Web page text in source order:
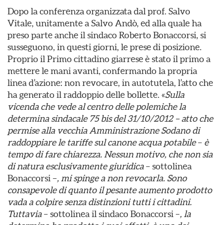
Dopo la conferenza organizzata dal prof. Salvo
Vitale, unitamente a Salvo Andò, ed alla quale ha
preso parte anche il sindaco Roberto Bonaccorsi, si
susseguono, in questi giorni, le prese di posizione.
Proprio il Primo cittadino giarrese è stato il primo a
mettere le mani avanti, confermando la propria
linea d’azione: non revocare, in autotutela, l’atto che
ha generato il raddoppio delle bollette. «Sulla
vicenda che vede al centro delle polemiche la
determina sindacale 75 bis del 31/10/2012 – atto che
permise alla vecchia Amministrazione Sodano di
raddoppiare le tariffe sul canone acqua potabile– è
tempo di fare chiarezza. Nessun motivo, che non sia
di natura esclusivamente giuridica– sottolinea
Bonaccorsi –, mi spinge a non revocarla. Sono
consapevole di quanto il pesante aumento prodotto
vada a colpire senza distinzioni tutti i cittadini.
Tuttavia– sottolinea il sindaco Bonaccorsi –, la